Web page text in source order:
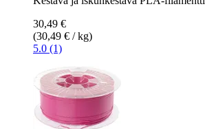
30,49 €
(30,49 € / kg)
5.0 (1)